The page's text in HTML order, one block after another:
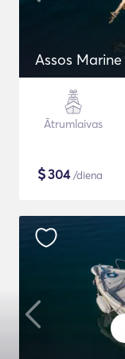
Ātrumlaivas
$304/diena